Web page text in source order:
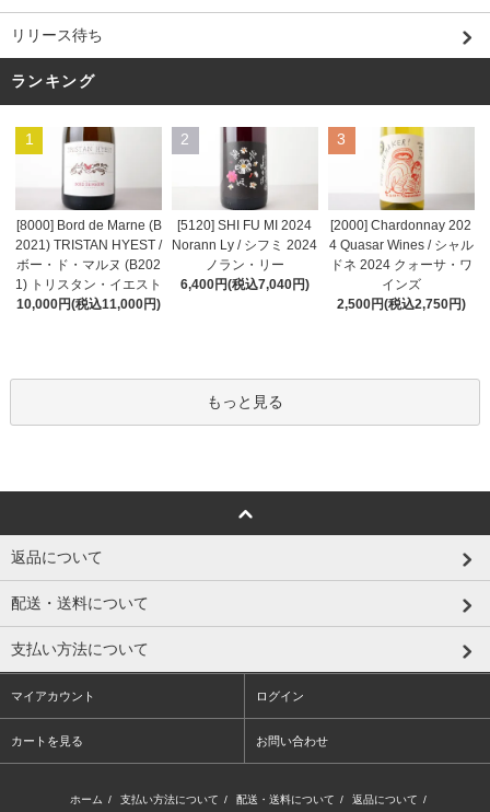
リリース待ち
ランキング
1
[8000] Bord de Marne (B
2021) TRISTAN HYEST /
ボー・ド・マルヌ (B202
1) トリスタン・イエスト
10,000円(税込11,000円)
2
[5120] SHI FU MI 2024
Norann Ly / シフミ 2024
ノラン・リー
6,400円(税込7,040円)
3
[2000] Chardonnay 202
4 Quasar Wines / シャル
ドネ 2024 クォーサ・ワ
インズ
2,500円(税込2,750円)
もっと見る
返品について
配送・送料について
支払い方法について
マイアカウント ログイン
カートを見る お問い合わせ
ホーム / 支払い方法について / 配送・送料について / 返品について /